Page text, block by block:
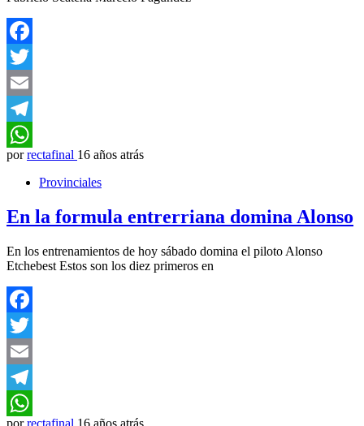
Facebook
Twitter
Email
Telegram
WhatsApp
por rectafinal 16 años atrás
Provinciales
En la formula entrerriana domina Alonso
En los entrenamientos de hoy sábado domina el piloto Alonso
Etchebest Estos son los diez primeros en
Facebook
Twitter
Email
Telegram
por rectafinal 16 años atrás